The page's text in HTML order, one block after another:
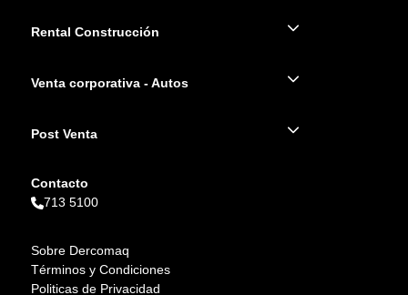
Rental Construcción
Venta corporativa - Autos
Post Venta
Contacto
713 5100
Sobre Dercomaq
Términos y Condiciones
Politicas de Privacidad